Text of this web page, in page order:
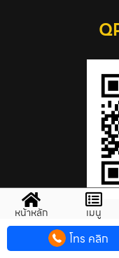
หน้าหลัก เมนู
โทร คลิก